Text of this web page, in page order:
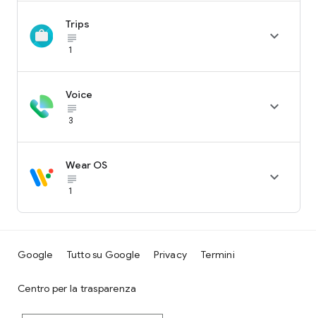
Trips
subject_black
1

Voice
subject_black
3

Wear OS
subject_black
1

Google Tutto su Google Privacy Termini
Centro per la trasparenza